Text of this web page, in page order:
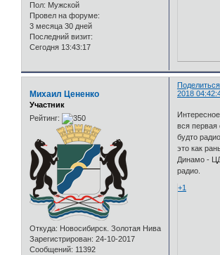
Пол: Мужской
Провел на форуме:
3 месяца 30 дней
Последний визит:
Сегодня 13:43:17
Поделиться
2018
Михаил Цененко
Участник
Рейтинг:
Откуда: Новосибирск. Золотая Нива
Зарегистрирован: 24-10-2017
Сообщений: 11392
вся первая
будто
это как
Динамо -
радио.
+1